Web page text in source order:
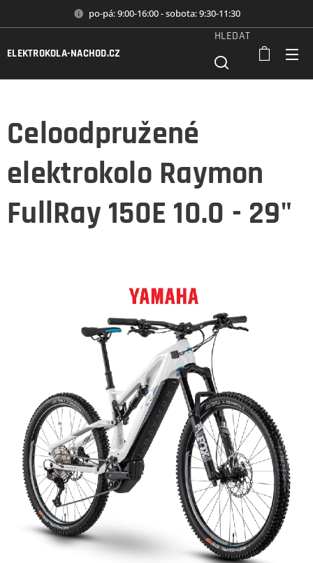
po-pá: 9:00-16:00 - sobota: 9:30-11:30
ELEKTROKOLA-NACHOD.CZ
HLEDAT
Celoodpružené
elektrokolo Raymon
FullRay 150E 10.0 - 29"